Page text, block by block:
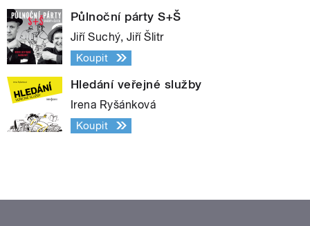
Půlnoční párty S+Š
Jiří Suchý, Jiří Šlitr
Koupit
Hledání veřejné služby
Irena Ryšánková
Koupit